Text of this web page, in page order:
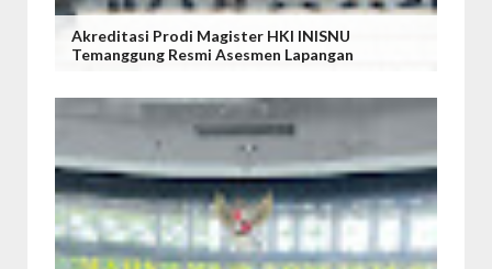
Akreditasi Prodi Magister HKI INISNU
Temanggung Resmi Asesmen Lapangan